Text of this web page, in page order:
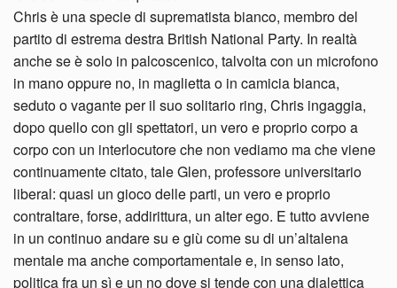
Chris è una specie di suprematista bianco, membro del
partito di estrema destra British National Party. In realtà
anche se è solo in palcoscenico, talvolta con un microfono
in mano oppure no, in maglietta o in camicia bianca,
seduto o vagante per il suo solitario ring, Chris ingaggia,
dopo quello con gli spettatori, un vero e proprio corpo a
corpo con un interlocutore che non vediamo ma che viene
continuamente citato, tale Glen, professore universitario
liberal: quasi un gioco delle parti, un vero e proprio
contraltare, forse, addirittura, un alter ego. E tutto avviene
in un continuo andare su e giù come su di un’altalena
mentale ma anche comportamentale e, in senso lato,
politica fra un sì e un no dove si tende con una dialettica